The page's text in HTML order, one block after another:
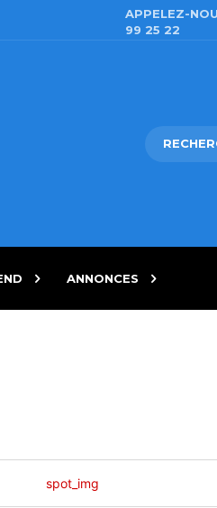
APPELEZ-
99 25 22
ANNONCES